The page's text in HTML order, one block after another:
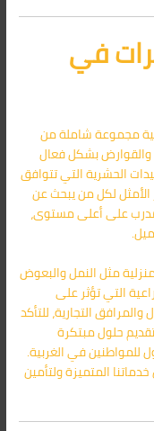
في
مجموعة شاملة من
بشكل فعال
الحشرية التي تتوافق
الأمثل لكل من يبحث عن
على أعلى مستوى،
مثل النمل والبعوض
التي تؤثر على
التجارية، للتأكد
حلول مبتكرة
للمواطنين في الغربية.
لتستفيد من خدماتنا المتميزة ولتأمين